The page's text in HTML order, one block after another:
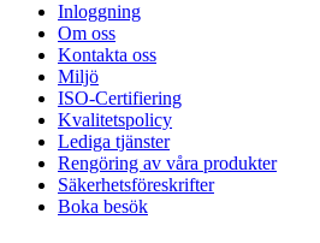
Inloggning
Om oss
Kontakta oss
Miljö
ISO-Certifiering
Kvalitetspolicy
Lediga tjänster
Rengöring av våra produkter
Säkerhetsföreskrifter
Boka besök